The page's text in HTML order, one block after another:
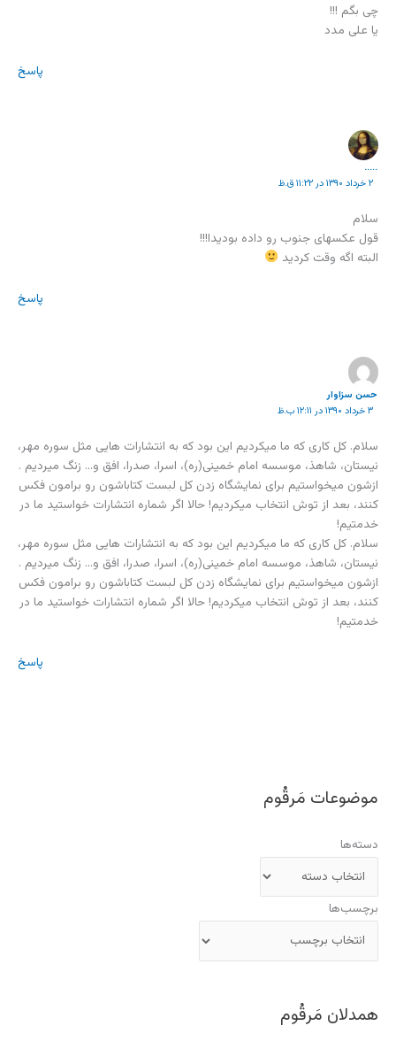
چی بگم !!!
یا علی مدد
پاسخ
.....
۲ خرداد ۱۳۹۰ در ۱۱:۲۲ ق.ظ
سلام
قول عکسهای جنوب رو داده بودیدا!!!
البته اگه وقت کردید
پاسخ
حسن سزاوار
۳ خرداد ۱۳۹۰ در ۱۲:۱۱ ب.ظ
سلام. کل کاری که ما میکردیم این بود که به انتشارات هایی مثل سوره مهر،
نیستان، شاهذ، موسسه امام خمینی(ره)، اسرا، صدرا، افق و… زنگ میردیم .
ازشون میخواستیم برای نمایشگاه زدن کل لبست کتاباشون رو برامون فکس
کنند، بعد از توش انتخاب میکردیم! حالا اگر شماره انتشارات خواستید ما در
خدمتیم!
سلام. کل کاری که ما میکردیم این بود که به انتشارات هایی مثل سوره مهر،
نیستان، شاهذ، موسسه امام خمینی(ره)، اسرا، صدرا، افق و… زنگ میردیم .
ازشون میخواستیم برای نمایشگاه زدن کل لبست کتاباشون رو برامون فکس
کنند، بعد از توش انتخاب میکردیم! حالا اگر شماره انتشارات خواستید ما در
خدمتیم!
پاسخ
موضوعات مَرقُوم
دسته‌ها
برچسب‌ها
همدلان مَرقُوم